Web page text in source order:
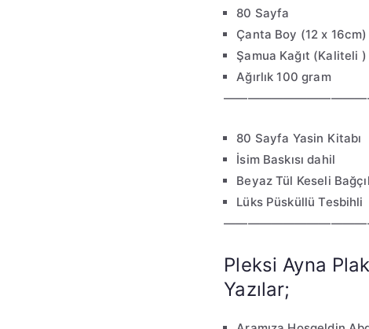
80 Sayfa
Çanta Boy (12 x 16cm)
Şamua Kağıt (Kaliteli )
Ağırlık 100 gram
80 Sayfa Yasin Kitabı
İsim Baskısı dahil
Beyaz Tül Keseli
Lüks Püsküllü Tesbihli
Pleksi Ayna
Yazılar;